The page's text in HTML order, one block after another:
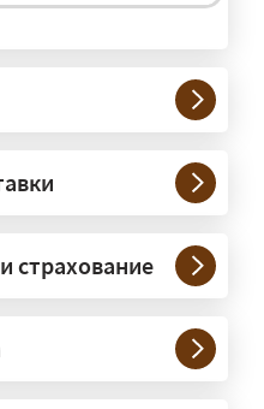
—
на
технику и
подбираем
и вес груза.
страхование